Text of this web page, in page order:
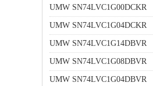
UMW SN74LVC1G00DCKR
UMW SN74LVC1G04DCKR
UMW SN74LVC1G14DBVR
UMW SN74LVC1G08DBVR
UMW SN74LVC1G04DBVR